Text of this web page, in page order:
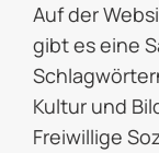
Auf der
gibt es eine
Kultur und
Freiwillige